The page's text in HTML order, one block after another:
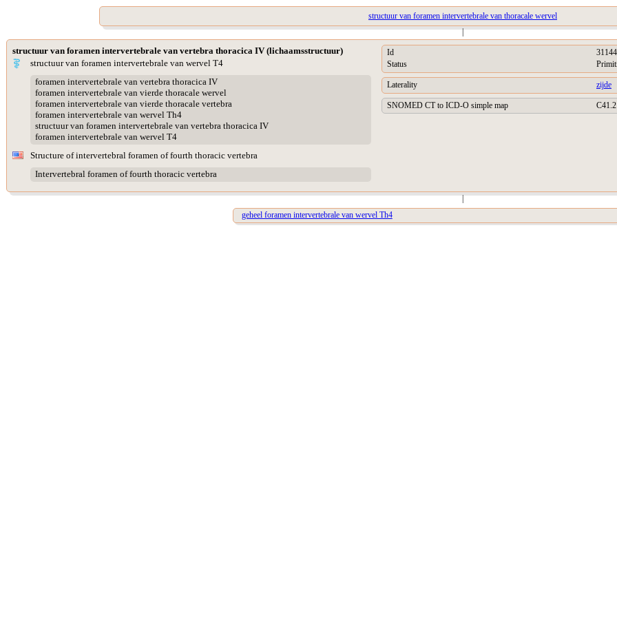
structuur van foramen intervertebrale van thoracale wervel
|
structuur van foramen intervertebrale van vertebra thoracica IV (lichaamsstructuur)
structuur van foramen intervertebrale van wervel T4
foramen intervertebrale van vertebra thoracica IV
foramen intervertebrale van vierde thoracale wervel
foramen intervertebrale van vierde thoracale vertebra
foramen intervertebrale van wervel Th4
structuur van foramen intervertebrale van vertebra thoracica IV
foramen intervertebrale van wervel T4
Structure of intervertebral foramen of fourth thoracic vertebra
Intervertebral foramen of fourth thoracic vertebra
Id
Status
Laterality zijde
SNOMED CT to ICD-O simple map C41.2
|
geheel foramen intervertebrale van wervel Th4